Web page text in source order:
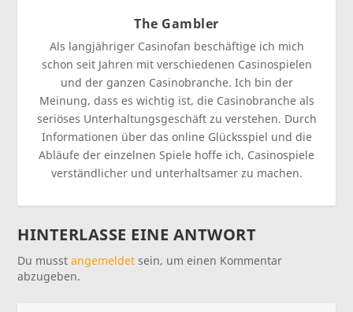
The Gambler
Als langjähriger Casinofan beschäftige ich mich
schon seit Jahren mit verschiedenen Casinospielen
und der ganzen Casinobranche. Ich bin der
Meinung, dass es wichtig ist, die Casinobranche als
seriöses Unterhaltungsgeschäft zu verstehen. Durch
Informationen über das online Glücksspiel und die
Abläufe der einzelnen Spiele hoffe ich, Casinospiele
verständlicher und unterhaltsamer zu machen.
HINTERLASSE EINE ANTWORT
Du musstangemeldet sein, um einen Kommentar
abzugeben.